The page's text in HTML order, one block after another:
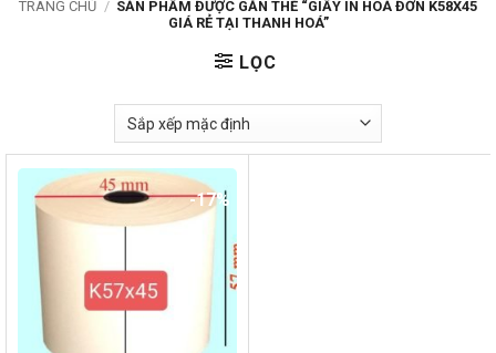
TRANG CHỦ / SẢN PHẨM ĐƯỢC GẮN THẺ “GIẤY IN HOÁ ĐƠN K58X45
GIÁ RẺ TẠI THANH HOÁ”
LỌC
-17%